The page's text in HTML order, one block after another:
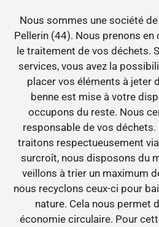
Nous sommes une société
Pellerin (44). Nous prenons
le traitement de vos déchets.
services, vous avez la
placer vos éléments à jeter
benne est mise à votre
occupons du reste. Nous
responsable de vos
traitons respectueusement
surcroît, nous disposons du
veillons à trier un maximum
nous recyclons ceux-ci pour
nature. Cela nous permet
économie circulaire. Pour